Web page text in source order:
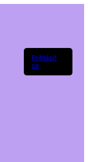
Prihlásiť
sa